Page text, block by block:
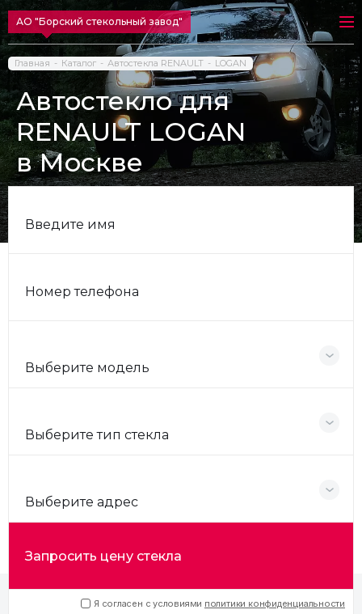
АО "Борский стекольный завод"
Главная Каталог Автостекла RENAULT LOGAN
Автостекло для
RENAULT LOGAN
в Москве
Введите имя
Номер телефона
Выберите модель
Выберите тип стекла
Выберите адрес
Запросить цену стекла
Я согласен с условиями политики конфиденциальности